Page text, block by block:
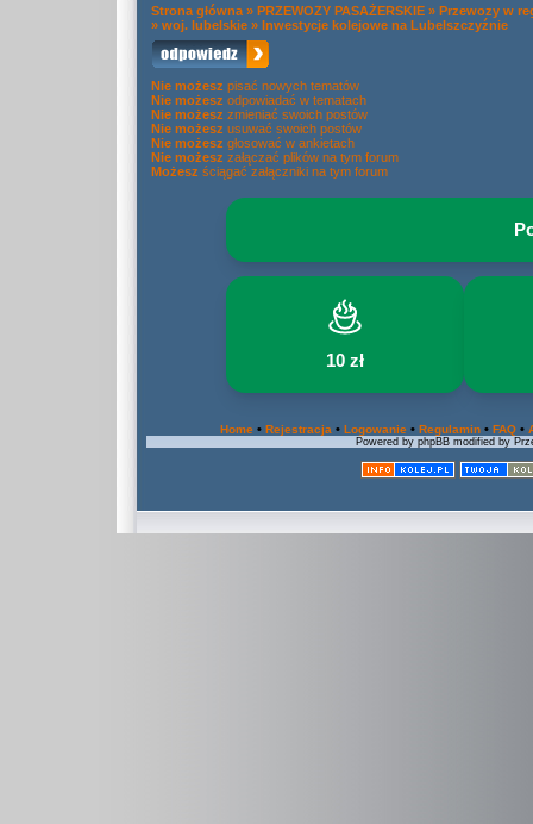
Strona główna » PRZEWOZY PASAŻERSKIE » Przewozy w
» woj. lubelskie » Inwestycje kolejowe na Lubelszczyźnie
Nie możesz pisać nowych tematów
Nie możesz odpowiadać w tematach
Nie możesz zmieniać swoich postów
Nie możesz usuwać swoich postów
Nie możesz głosować w ankietach
Nie możesz załączać plików na tym forum
Możesz ściągać załączniki na tym forum
10 zł
Home • Rejestracja • Logowanie • Regulamin • FAQ •
Powered by phpBB modified by